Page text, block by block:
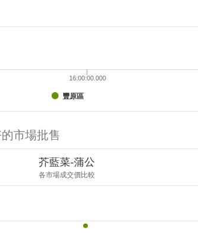
豐原區
16:00:00.000
市場批售
芥藍菜-蒲公
各市場成交價比較